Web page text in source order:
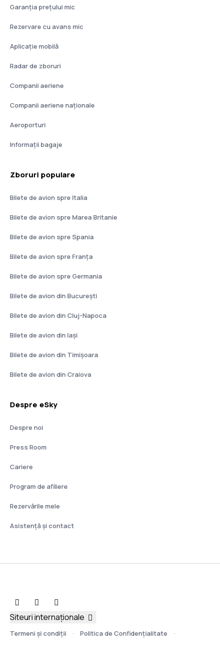
Garanția prețului mic
Rezervare cu avans mic
Aplicație mobilă
Radar de zboruri
Companii aeriene
Companii aeriene naţionale
Aeroporturi
Informații bagaje
Zboruri populare
Bilete de avion spre Italia
Bilete de avion spre Marea Britanie
Bilete de avion spre Spania
Bilete de avion spre Franţa
Bilete de avion spre Germania
Bilete de avion din București
Bilete de avion din Cluj-Napoca
Bilete de avion din Iași
Bilete de avion din Timișoara
Bilete de avion din Craiova
Despre eSky
Despre noi
Press Room
Cariere
Program de afiliere
Rezervările mele
Asistenţă şi contact
Termeni şi condiţii Politica de Confidențialitate
Siteuri internaționale